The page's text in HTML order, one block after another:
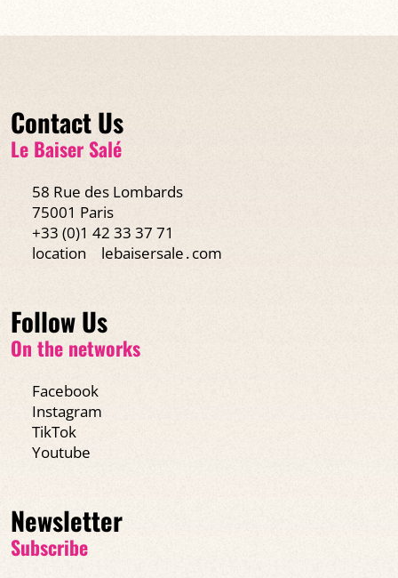
Contact Us
Le Baiser Salé
58 Rue des Lombards
75001 Paris
+33 (0)1 42 33 37 71
location
lebaisersale․com
Follow Us
On the networks
Facebook
Instagram
TikTok
Youtube
Newsletter
Subscribe